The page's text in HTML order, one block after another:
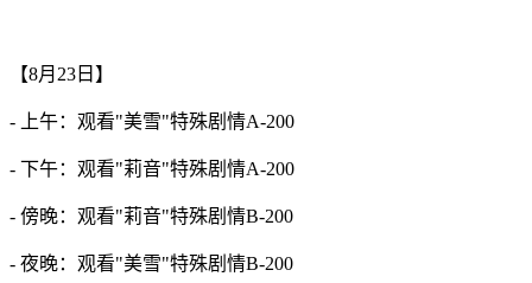
【8月23日】
- 上午：观看"美雪"特殊剧情A-200
- 下午：观看"莉音"特殊剧情A-200
- 傍晚：观看"莉音"特殊剧情B-200
- 夜晚：观看"美雪"特殊剧情B-200